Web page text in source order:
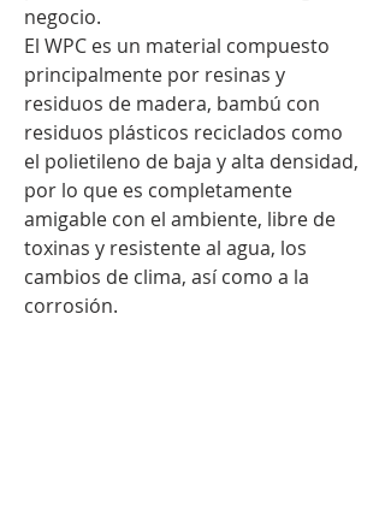
negocio.
El WPC es un material compuesto
principalmente por resinas y
residuos de madera, bambú con
residuos plásticos reciclados como
el polietileno de baja y alta densidad,
por lo que es completamente
amigable con el ambiente, libre de
toxinas y resistente al agua, los
cambios de clima, así como a la
corrosión.